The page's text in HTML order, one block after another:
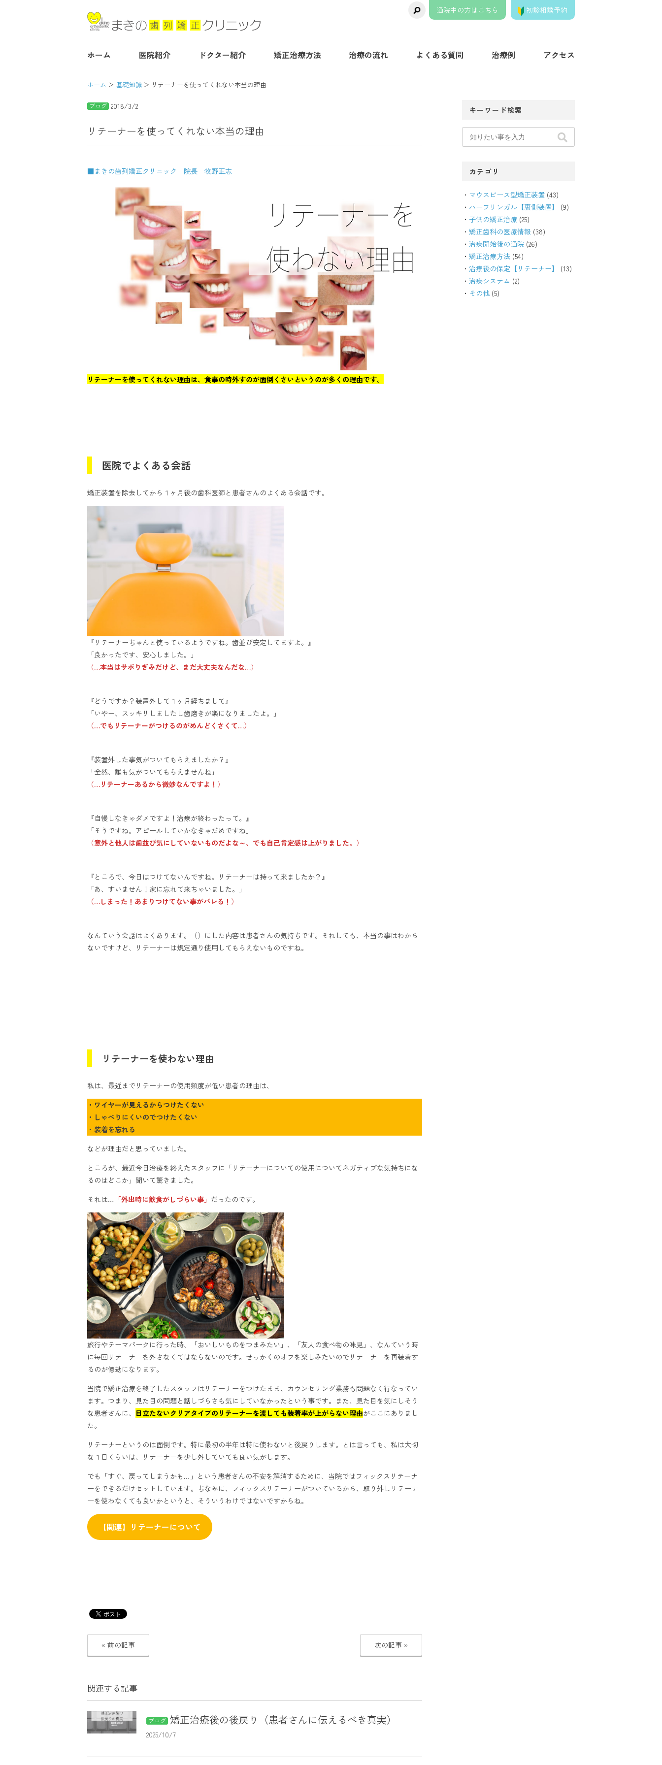
通院中の方はこちら 初診相談予約
ホーム 医院紹介 ドクター紹介 矯正治療方法 治療の流れ よくある質問 治療例 アクセス
ホーム 基礎知識 リテーナーを使ってくれない本当の理由
ブログ 2018/3/2
リテーナーを使ってくれない本当の理由
■まきの歯列矯正クリニック 院長 牧野正志
リテーナーを使ってくれない理由は、食事の時外すのが面倒くさいというのが多くの理由です。
医院でよくある会話
矯正装置を除去してから１ヶ月後の歯科医師と患者さんのよくある会話です。
『リテーナーちゃんと使っているようですね。歯並び安定してますよ。』
「良かったです、安心しました。」
（…本当はサボりぎみだけど、まだ大丈夫なんだな…）
『どうですか？装置外して１ヶ月経ちまして』
「いやー、スッキリしましたし歯磨きが楽になりましたよ。」
（…でもリテーナーがつけるのがめんどくさくて…）
『装置外した事気がついてもらえましたか？』
「全然、誰も気がついてもらえませんね」
（…リテーナーあるから微妙なんですよ！ ）
『自慢しなきゃダメですよ！治療が終わったって。』
「そうですね。アピールしていかなきゃだめですね」
（意外と他人は歯並び気にしていないものだよな～、でも自己肯定感は上がりました。 ）
『ところで、今日はつけてないんですね。リテーナーは持って来ましたか？』
「あ、すいません！家に忘れて来ちゃいました。」
（…しまった！あまりつけてない事がバレる！ ）
なんていう会話はよくあります。（）にした内容は患者さんの気持ちです。 それしても、本当の事はわから
ないですけど、リテーナーは規定通り使用してもらえないものですね。
リテーナーを使わない理由
私は、最近までリテーナーの使用頻度が低い患者の理由は、
・ワイヤーが見えるからつけたくない
・しゃべりにく いのでつけたくない
・装着を忘れる
などが理由だと思っていました。
ところが、最近今日治療を終えたスタッフに「リテーナーについての使用についてネガティブな気持ちにな
るのはどこか」聞いて驚きました。
それは… 「外出時に飲食がしづらい事」 だったのです。
旅行やテーマパークに行った時、「おいしいものをつまみたい」、「友人の食べ物の味見」、なんていう時
に毎回リテーナーを外さなくてはならないのです。せっかくのオフを楽しみたいのでリテーナーを再装着す
るのが億劫になります。
当院で矯正治療を終了したスタッフはリテーナーをつけたまま、カウンセリング業務も問題なく行なってい
ます。つまり、見た目の問題と話しづらさも気にしていなかったという事です。また、見た目を気にしそう
な患者さんに、 目立たないクリアタイプのリテーナーを渡しても装着率が上がらない理由がここにありまし
た。
リテーナーというのは面倒です。特に最初の半年は特に使わないと後戻りします。 とは言っても、私は大切
な１日くらいは、リテーナーを少し外していても良い気がします。
でも「すぐ、戻ってしまうかも…」という患者さんの不安を解消するために、 当院ではフィックスリテーナ
ーをできるだけセットしています。 ちなみに、フィックスリテーナーがついているから、取り外しリテーナ
ーを使わなくても良いかというと、そういうわけではないですからね。
【関連】リテーナーについて
« 前の記事 次の記事 »
関連する記事
ブログ 矯正治療後の後戻り（患者さんに伝えるべき真実）
2025/10/7
キーワード検索
カテゴリ
マウスピース型矯正装置 (43)
ハーフリンガル【裏側装置】
(9)
子供の矯正治療 (25)
矯正歯科の医療情報 (38)
治療開始後の通院 (26)
矯正治療方法 (54)
治療後の保定【リテーナー】
(13)
治療システム (2)
その他 (5)